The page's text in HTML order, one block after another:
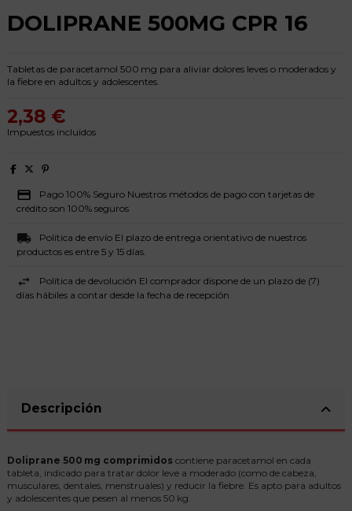
DOLIPRANE 500MG CPR 16
Tabletas de paracetamol 500 mg para aliviar dolores leves o moderados y
la fiebre en adultos y adolescentes.
2,38 €
Impuestos incluidos
Pago 100% Seguro Nuestros métodos de pago con tarjetas de
crédito son 100% seguros
Política de envío El plazo de entrega orientativo de nuestros
productos es entre 5 y 15 días.
Política de devolución El comprador dispone de un plazo de (7)
días hábiles a contar desde la fecha de recepción
Descripción
Doliprane 500 mg comprimidos contiene paracetamol en cada
tableta, indicado para tratar dolor leve a moderado (como de cabeza,
musculares, dentales, menstruales) y reducir la fiebre. Es apto para adultos
y adolescentes que pesen al menos 50 kg.